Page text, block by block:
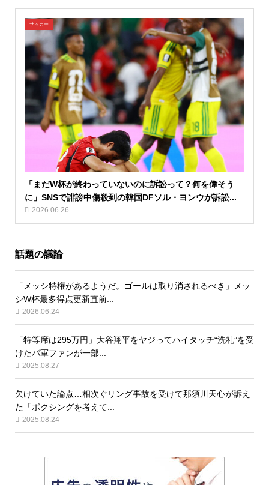
サッカー
「まだW杯が終わっていないのに訴訟って？何を偉そう
に」SNSで誹謗中傷殺到の韓国DFソル・ヨンウが訴訟...
2026.06.26
話題の議論
「メッシ特権があるようだ。ゴールは取り消されるべき」メッ
シW杯最多得点更新直前...
2026.06.24
「特等席は295万円」大谷翔平をヤジってハイタッチ“洗礼”を受
けたパ軍ファンが一部...
2025.08.27
欠けていた論点…相次ぐリング事故を受けて那須川天心が訴え
た「ボクシングを考えて...
2025.08.24